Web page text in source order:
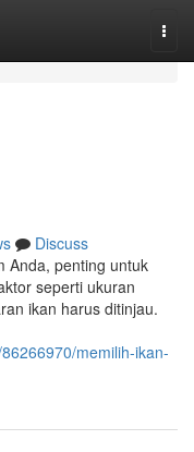
Discuss
Anda, penting untuk
seperti ukuran
ikan harus ditinjau.
memilih-ikan-